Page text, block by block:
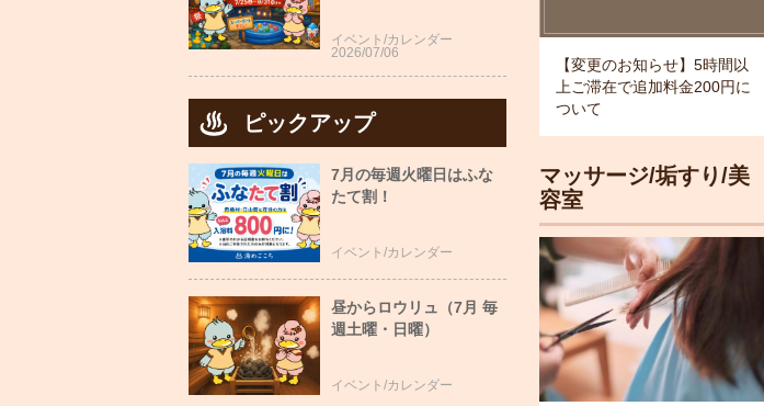
【変更のお知らせ】5時間以
上ご滞在で追加料金200円に
ついて
マッサージ/垢すり/美
容室
イベント/カレンダー
2026/07/06
ピックアップ
7月の毎週火曜日はふな
たて割！
イベント/カレンダー
昼からロウリュ（7月 毎
週土曜・日曜）
イベント/カレンダー